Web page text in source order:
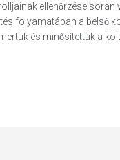
ellenőrzése
folyamatában a belső
és minősítettük a